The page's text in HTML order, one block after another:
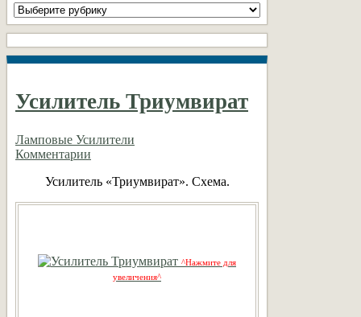
Все
рубрики
DIY
Усилитель Триумвират
Ламповые Усилители
Комментарии
Усилитель «Триумвират». Схема.
^Нажмите для
увеличения^